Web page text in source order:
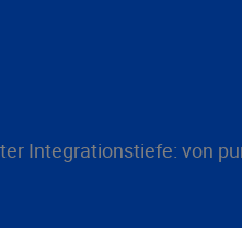
Integrationstiefe: von